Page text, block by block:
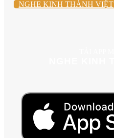
NGHE KINH THÁNH VIỆT